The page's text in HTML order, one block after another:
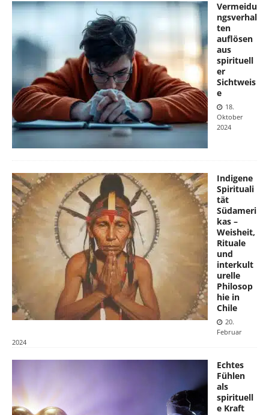
Vermeidu
ngsverhal
ten
auflösen
aus
spirituell
er
Sichtweis
e
18.
Oktober
2024
Indigene
Spirituali
tät
Südameri
kas –
Weisheit,
Rituale
und
interkult
urelle
Philosop
hie in
Chile
20.
Februar
2024
Echtes
Fühlen
als
spirituell
e Kraft